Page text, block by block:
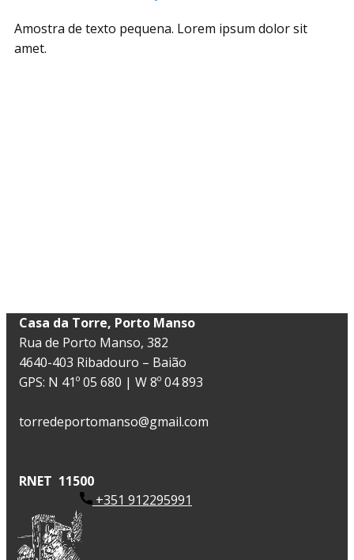
Amostra de texto pequena. Lorem ipsum dolor sit
amet.
​Casa da Torre, Porto Manso
Rua de Porto Manso, 382
4640-403 Ribadouro – Baião
GPS: N 41º 05 680 | W 8º 04 893
torredeportomanso@gmail.com
RNET 11500
+351 912295991